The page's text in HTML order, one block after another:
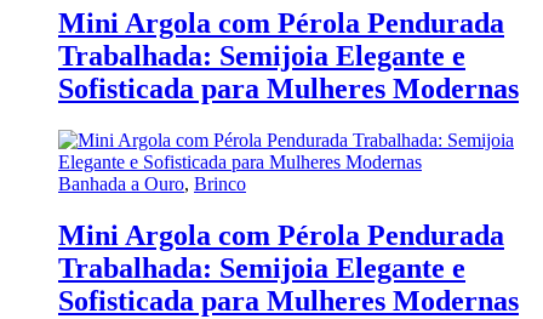
Mini Argola com Pérola Pendurada
Trabalhada: Semijoia Elegante e
Sofisticada para Mulheres Modernas
Banhada a Ouro, Brinco
Mini Argola com Pérola Pendurada
Trabalhada: Semijoia Elegante e
Sofisticada para Mulheres Modernas